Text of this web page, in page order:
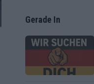
Gerade In